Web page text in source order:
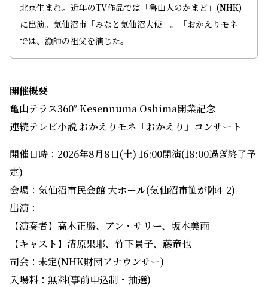
北京生まれ。近年のTV作品では「魯山人のかまど」(NHK)
に出演。気仙沼市「みなと気仙沼大使」。「おかえりモネ」
では、漁師の祖父を演じた。
開催概要
亀山テラス360° Kesennuma Oshima開業記念
連続テレビ小説 おかえりモネ「おかえり」コンサート
開催日時：2026年8月8日(土) 16:00開演(18:00過ぎ終了予
定)
会場：気仙沼市民会館 大ホール(気仙沼市笹が陣4-2)
出演：
【演奏者】高木正勝、アン・サリー、坂本美雨
【キャスト】清原果耶、竹下景子、藤竜也
司会：未定(NHK財団アナウンサー)
入場料：無料(事前申込制・抽選)